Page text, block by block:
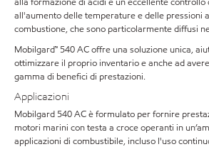
all'aumento delle temperature e delle pressioni
combustione, che sono particolarmente diffusi
Mobilgard™ 540 AC offre una soluzione unica,
ottimizzare il proprio inventario e anche ad
gamma di benefici di prestazioni.
Applicazioni
Mobilgard 540 AC è formulato per fornire
motori marini con testa a croce operanti in
applicazioni di combustibile, incluso l'uso